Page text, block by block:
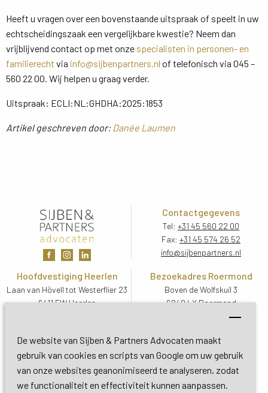
De website van Sijben & Partners Advocaten maakt
gebruik van cookies en scripts van Google om uw gebruik
van onze websites geanonimiseerd te analyseren, zodat
we functionaliteit en effectiviteit kunnen aanpassen.
Heeft u vragen over een bovenstaande uitspraak of speelt in uw
echtscheidingszaak een vergelijkbare kwestie? Neem dan
vrijblijvend contact op met onze specialisten in personen- en
familierecht via info@sijbenpartners.nl of telefonisch via 045 –
560 22 00. Wij helpen u graag verder.
Uitspraak: ECLI:NL:GHDHA:2025:1853
Artikel geschreven door:Danée Laumen
Contactgegevens
Tel: +31 45 560 22 00
Fax: +31 45 574 26 52
info@sijbenpartners.nl
Hoofdvestiging Heerlen
Laan van Hövell tot Westerflier 23
6411 EW Heerlen
Bezoekadres Roermond
Boven de Wolfskuil 3
6049 LX Roermond
Routebeschrijving
Bezoekadres De Bilt
Soestdijkseweg Zuid 13
3732 HC De Bilt (Utrecht)